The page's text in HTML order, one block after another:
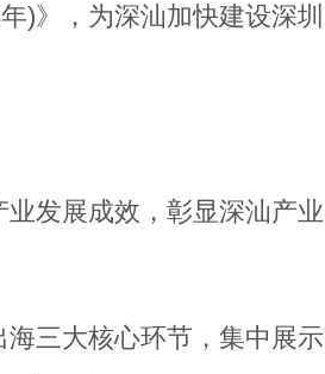
)》，为深汕加快建设深圳
发展成效，彰显深汕产业
三大核心环节，集中展示